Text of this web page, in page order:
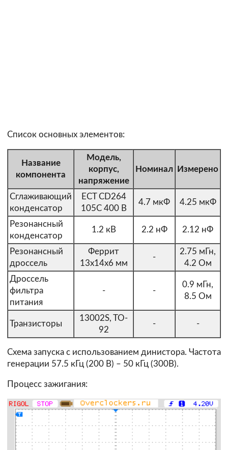
Список основных элементов:
Название
компонента
Модель,
корпус,
напряжение
Номинал Измерено
Сглаживающий
конденсатор
ECT CD264
105C 400 В
4.7 мкФ 4.25 мкФ
Резонансный
конденсатор
1.2 кВ 2.2 нФ 2.12 нФ
Резонансный
дроссель
Феррит
13х14х6 мм
-
2.75 мГн,
4.2 Ом
Дроссель
фильтра
питания
- -
0.9 мГн,
8.5 Ом
Транзисторы
13002S, TO-
92
- -
Схема запуска с использованием динистора. Частота
генерации 57.5 кГц (200 В) – 50 кГц (300В).
Процесс зажигания: